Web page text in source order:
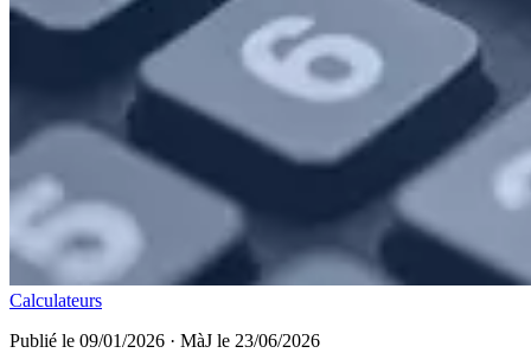
Calculateurs
Publié le 09/01/2026 · MàJ le 23/06/2026